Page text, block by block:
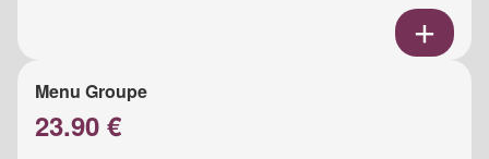
Menu Groupe
23.90 €